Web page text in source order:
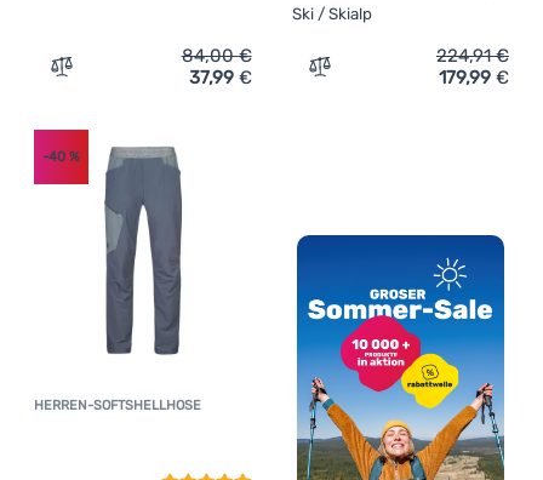
Zum Vergleich 'Herrenhose Regatta Anti-Insect Travel
84,00€
37,99 €
Ski / Skialp
Zum Vergleich 'Hose
224,91€
179,99 €
HERREN-SOFTSHELLHOSEKundenbewertung
-40 %